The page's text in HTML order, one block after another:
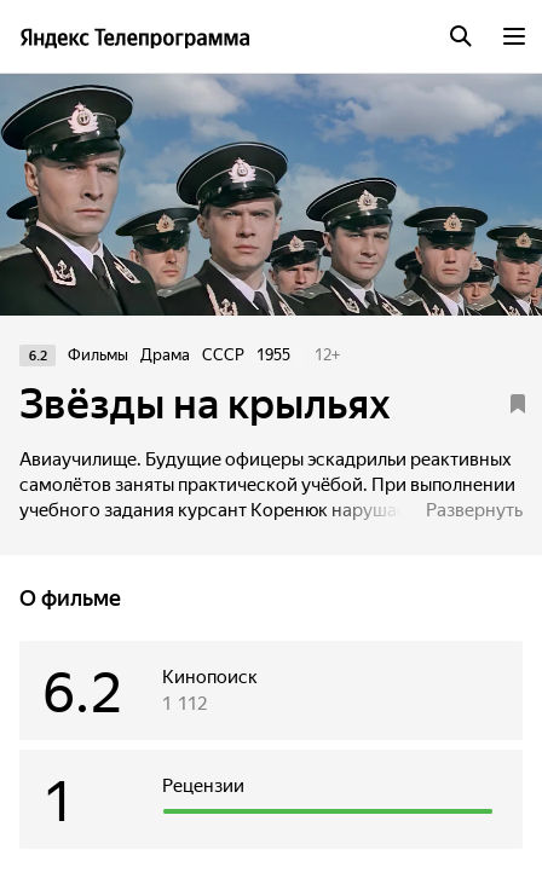
6.2 Фильмы Драма СССР 1955 12+
Звёзды на крыльях
Авиаучилище. Будущие офицеры эскадрильи реактивных
самолётов заняты практической учёбой. При выполнении
учебного задания курсант Коренюк нарушает лётную
Когда же во время очередного учебного полёта Коренюк
пикирует на рыболовецкое судно, вину берёт на себя
Развернуть
О фильме
Кинопоиск
6.2 1 112
Рецензии
1